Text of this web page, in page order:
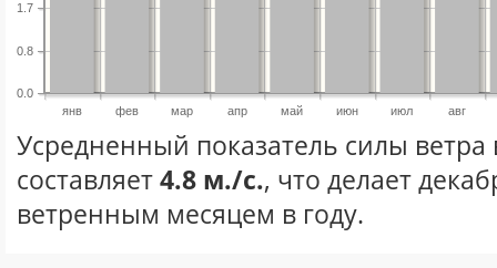
янв фев мар апр май июн июл авг
0.0
0.8
1.7
Усредненный показатель силы ветра
составляет4.8 м./с., что делает
ветренным месяцем в году.